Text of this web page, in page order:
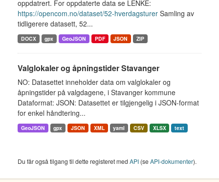
oppdatrert. For oppdaterte data se LENKE:
https://opencom.no/dataset/52-hverdagsturer Samling av
tidligerere datasett, 52...
DOCX gpx GeoJSON PDF JSON ZIP
Valglokaler og åpningstider Stavanger
NO: Datasettet inneholder data om valglokaler og
åpningstider på valgdagene, i Stavanger kommune
Dataformat: JSON: Datasettet er tilgjengelig i JSON-format
for enkel håndtering...
GeoJSON gpx JSON XML yaml CSV XLSX text
Du får også tilgang til dette registeret med API (seAPI-dokumenter).